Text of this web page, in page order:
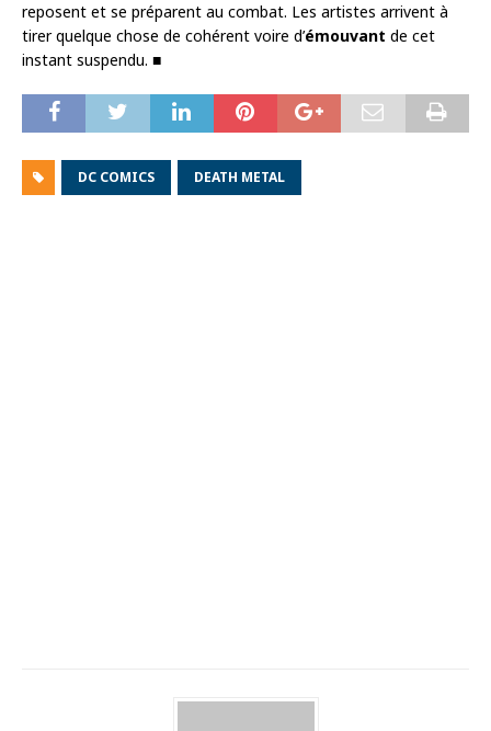
reposent et se préparent au combat. Les artistes arrivent à
tirer quelque chose de cohérent voire d’émouvant de cet
instant suspendu. ■
DC COMICS DEATH METAL